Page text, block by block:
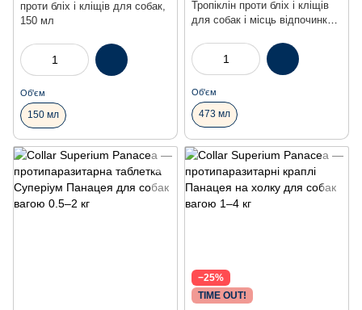
проти бліх і кліщів для собак,
150 мл
Об'єм
150 мл
Тропіклін проти бліх і кліщів
для собак і місць відпочинку,
Об'єм
473 мл
−25%
TIME OUT!